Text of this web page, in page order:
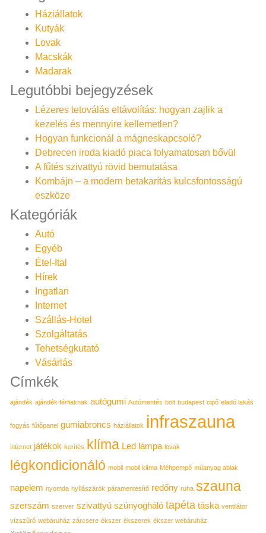
Háziállatok
Kutyák
Lovak
Macskák
Madarak
Legutóbbi bejegyzések
Lézeres tetoválás eltávolítás: hogyan zajlik a
kezelés és mennyire kellemetlen?
Hogyan funkcionál a mágneskapcsoló?
Debrecen iroda kiadó piaca folyamatosan bővül
A fűtés szivattyú rövid bemutatása
Kombájn – a modern betakarítás kulcsfontosságú
eszköze
Kategóriák
Autó
Egyéb
Étel-Ital
Hírek
Ingatlan
Internet
Szállás-Hotel
Szolgáltatás
Tehetségkutató
Vásárlás
Címkék
ajándék ajándék férfiaknak autógumi Autómentés bolt budapest cipő eladó lakás
fogyás fűtőpanel gumiabroncs háziállatok infraszauna
internet játékok kerítés klíma Led lámpa lovak
légkondicionáló mobil mobil klíma Méhpempő műanyag ablak
napelem nyomda nyílászárók páramentesítő redőny ruha szauna
szerszám szerver szivattyú szúnyogháló tapéta táska ventilátor
vízszűrő webáruház zárcsere ékszer ékszerek ékszer webáruház